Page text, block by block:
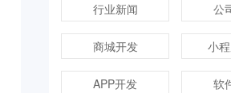
行业新闻 公
商城开发 小
APP开发 软